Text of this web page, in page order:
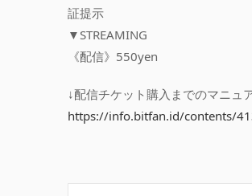
証提示
▼STREAMING
《配信》550yen
↓配信チケット購入までのマニュ
https://info.bitfan.id/contents/